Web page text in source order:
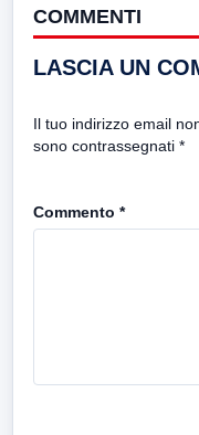
COMMENTI
LASCIA UN
Il tuo indirizzo email
sono contrassegnati *
Commento *